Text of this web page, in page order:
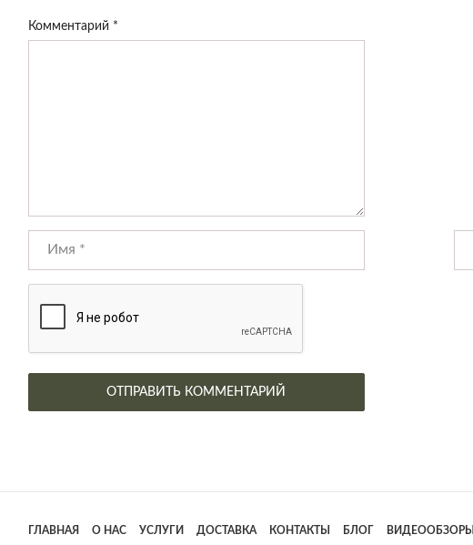
Комментарий *
ГЛАВНАЯ О НАС УСЛУГИ ДОСТАВКА КОНТАКТЫ БЛОГ ВИДЕООБЗОРЫ